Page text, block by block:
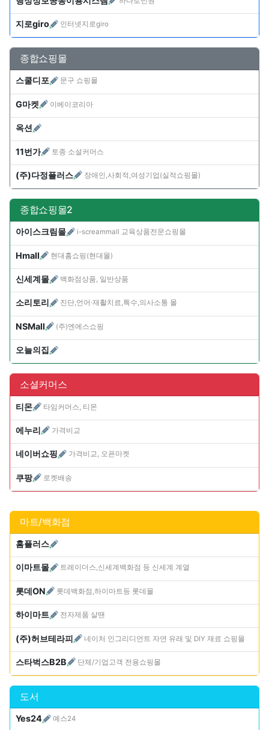
지로giro 인터넷지로giro
종합쇼핑몰
스쿨디포 문구 쇼핑몰
G마켓 이베이코리아
옥션
11번가 토종 소설커머스
(주)다정플러스 장애인,사회적,여성기업(실적쇼핑몰)
종합쇼핑몰2
아이스크림몰 i-screammall 교육상품전문쇼핑몰
Hmall 현대홈쇼핑(현대몰)
신세계몰 백화점상품, 일반상품
소리토리 진단,언어·재활치료,특수,의사소통 몰
NSMall (주)엔에스쇼핑
오늘의집
소셜커머스
티몬 타임커머스, 티몬
에누리 가격비교
네이버쇼핑 가격비교, 오픈마켓
쿠팡 로켓배송
마트/백화점
홈플러스
이마트몰 트레이더스,신세계백화점 등 신세계 계열
롯데ON 롯데백화점,하이마트등 롯데몰
하이마트 전자제품 살땐
(주)허브테라피 네이처 인그리디언트 자연 유래 및 DIY 재료 쇼핑몰
스타벅스B2B 단체/기업고객 전용쇼핑몰
도서
Yes24 예스24